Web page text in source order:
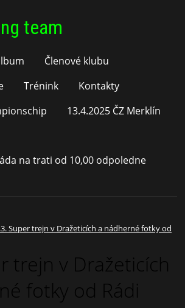
team
Členové klubu
Trénink
Kontakty
13.4.2025 ČZ Merklín
na trati od 10,00 odpoledne
Super trejn v Dražeticích a nádherné fotky od
trejn v Dražeticích
fotky od Rádi